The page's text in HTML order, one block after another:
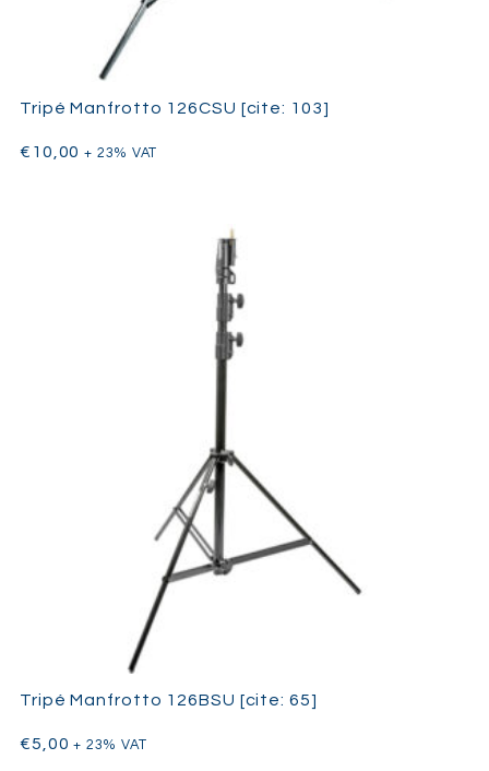
Tripé Manfrotto 126CSU [cite: 103]
€ 10,00 + 23% VAT
Tripé Manfrotto 126BSU [cite: 65]
€5,00 + 23% VAT